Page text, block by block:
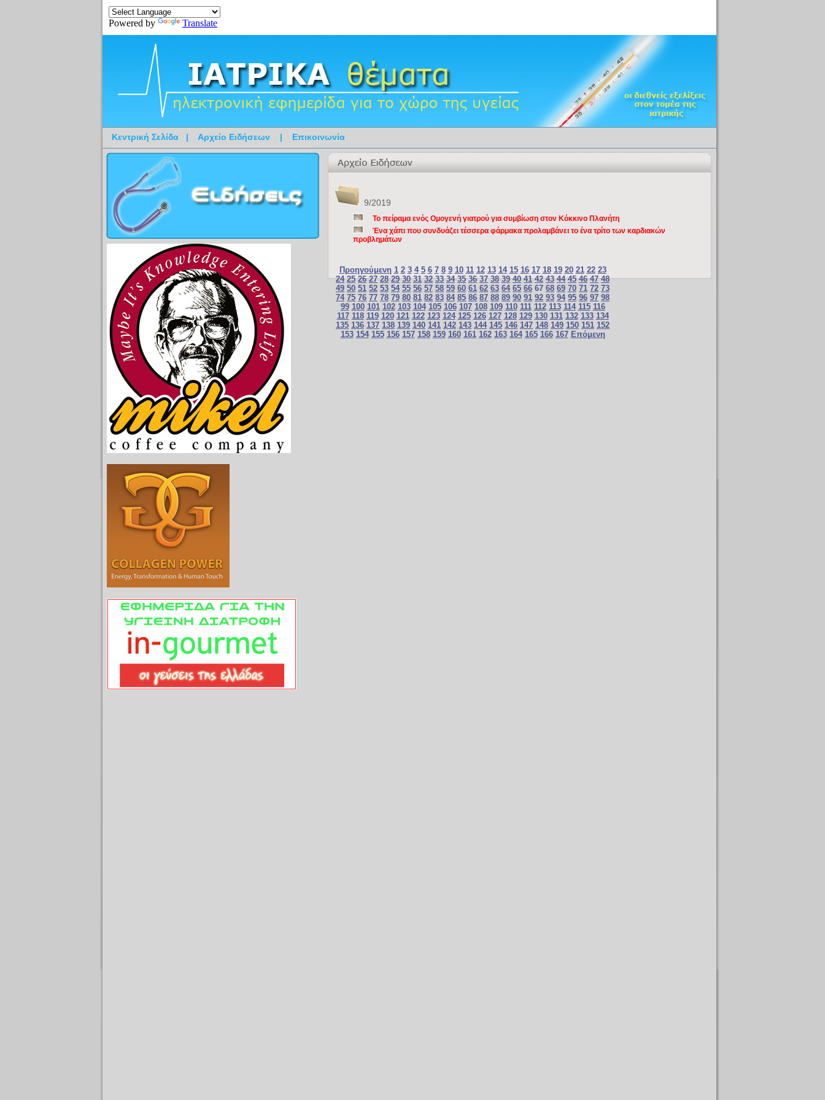
Powered by Translate
Κεντρική Σελίδα | Αρχείο Ειδήσεων | Επικοινωνία
9/2019
Το πείραμα ενός Ομογενή γιατρού για συμβίωση στον Κόκκινο Πλανήτη
Ένα χάπι που συνδυάζει τέσσερα φάρμακα προλαμβάνει το ένα τρίτο των καρδιακών
προβλημάτων
Προηγούμενη 1 2 3 4 5 6 7 8 9 10 11 12 13 14 15 16 17 18 19 20 21 22 23
24 25 26 27 28 29 30 31 32 33 34 35 36 37 38 39 40 41 42 43 44 45 46 47 48
49 50 51 52 53 54 55 56 57 58 59 60 61 62 63 64 65 66 67 68 69 70 71 72 73
74 75 76 77 78 79 80 81 82 83 84 85 86 87 88 89 90 91 92 93 94 95 96 97 98
99 100 101 102 103 104 105 106 107 108 109 110 111 112 113 114 115 116
117 118 119 120 121 122 123 124 125 126 127 128 129 130 131 132 133 134
135 136 137 138 139 140 141 142 143 144 145 146 147 148 149 150 151 152
153 154 155 156 157 158 159 160 161 162 163 164 165 166 167 Επόμενη